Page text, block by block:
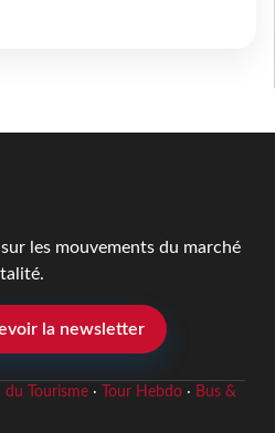
les mouvements du marché
la newsletter
du Tourisme· Tour Hebdo· Bus &